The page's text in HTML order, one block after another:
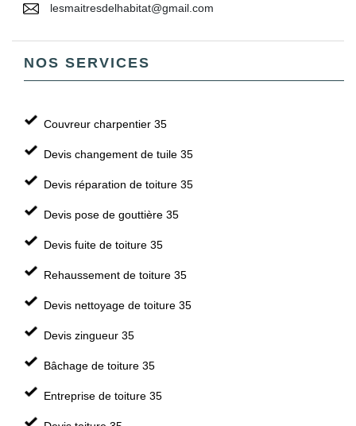
lesmaitresdelhabitat@gmail.com
NOS SERVICES
Couvreur charpentier 35
Devis changement de tuile 35
Devis réparation de toiture 35
Devis pose de gouttière 35
Devis fuite de toiture 35
Rehaussement de toiture 35
Devis nettoyage de toiture 35
Devis zingueur 35
Bâchage de toiture 35
Entreprise de toiture 35